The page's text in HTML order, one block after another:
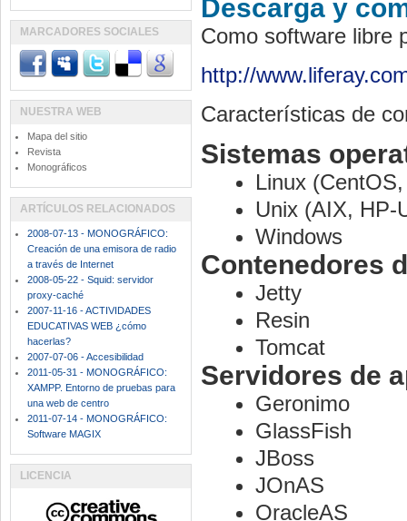
Descarga y
Como software libre
http://
Características de
Sistemas
Linux
Unix (AIX, HP-
Windows
Contenedores
Jetty
Resin
Tomcat
Servidores de
Geronimo
GlassFish
JBoss
JOnAS
OracleAS
MARCADORES SOCIALES
NUESTRA WEB
Mapa del sitio
Revista
Monográficos
ARTÍCULOS RELACIONADOS
2008-07-13 - MONOGRÁFICO:
Creación de una emisora de radio
a través de Internet
2008-05-22 - Squid: servidor
proxy-caché
2007-11-16 - ACTIVIDADES
EDUCATIVAS WEB ¿cómo
hacerlas?
2007-07-06 - Accesibilidad
2011-05-31 - MONOGRÁFICO:
XAMPP. Entorno de pruebas para
una web de centro
2011-07-14 - MONOGRÁFICO:
Software MAGIX
LICENCIA